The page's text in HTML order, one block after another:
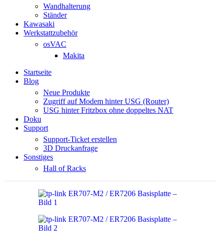
Wandhalterung
Ständer
Kawasaki
Werkstattzubehör
osVAC
Makita
Startseite
Blog
Neue Produkte
Zugriff auf Modem hinter USG (Router)
USG hinter Fritzbox ohne doppeltes NAT
Doku
Support
Support-Ticket erstellen
3D Druckanfrage
Sonstiges
Hall of Racks